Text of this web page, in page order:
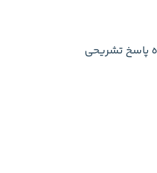
پاسخ تشریحی